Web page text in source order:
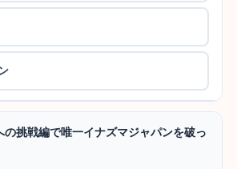
挑戦編で唯一イナズマジャパンを破っ